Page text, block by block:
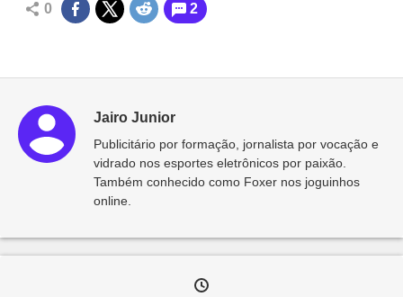
0 2
Jairo Junior
Publicitário por formação, jornalista por vocação e
vidrado nos esportes eletrônicos por paixão.
Também conhecido como Foxer nos joguinhos
online.